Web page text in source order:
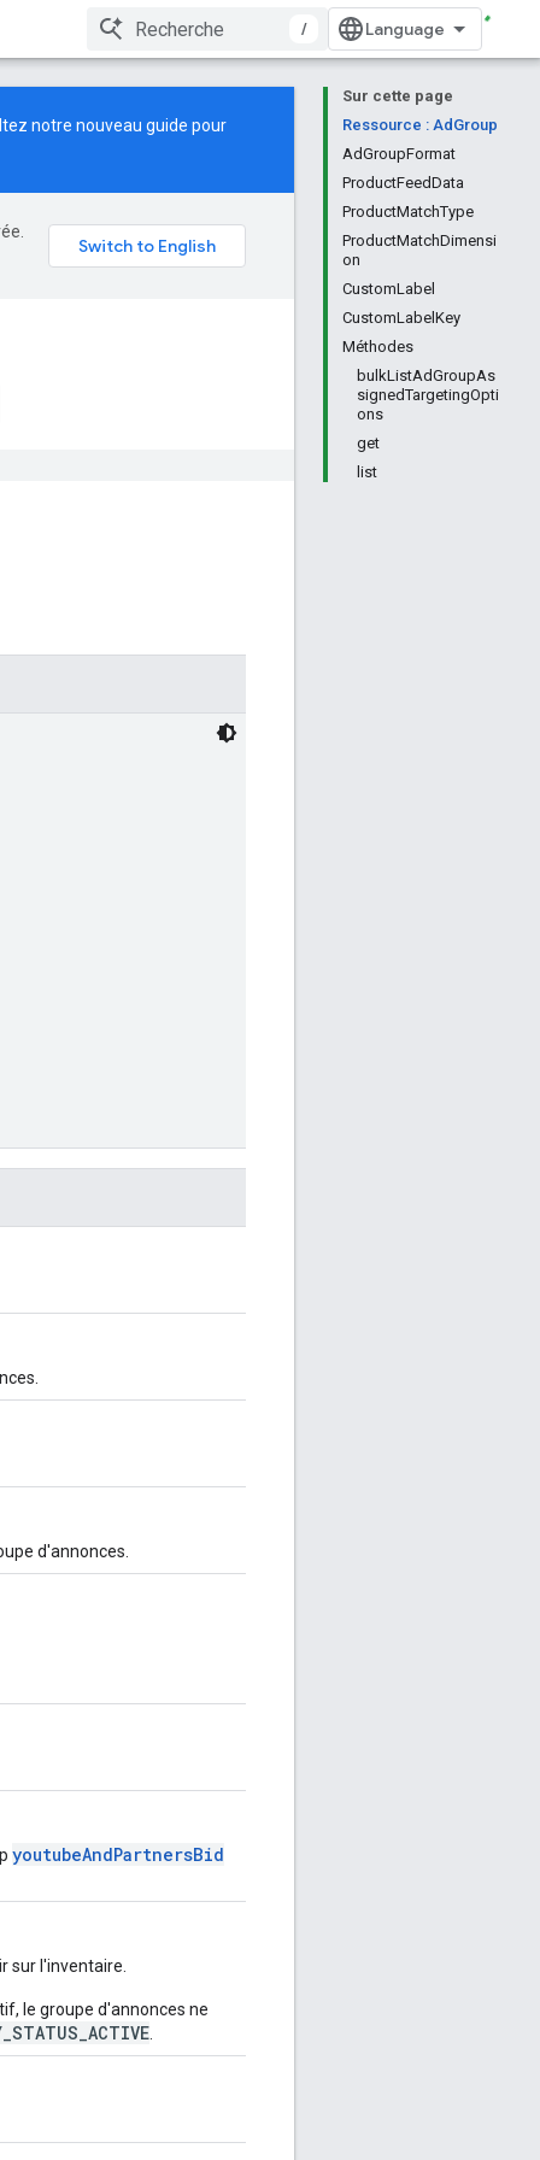
/
Sur cette page
Ressource : AdGroup
AdGroupFormat
ProductFeedData
ProductMatchType
ProductMatchDimensi
on
CustomLabel
CustomLabelKey
Méthodes
bulkListAdGroupAs
signedTargetingOpti
ons
get
list
notre nouveau guide pour
d'annonces.
youtubeAndPartnersBid
sur l'inventaire.
le groupe d'annonces ne